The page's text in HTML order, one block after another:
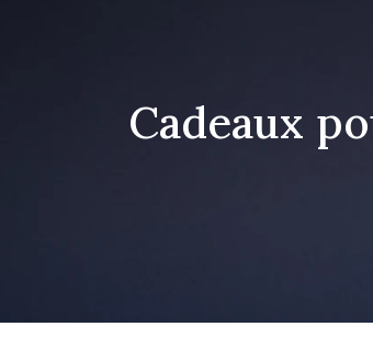
Cadeaux